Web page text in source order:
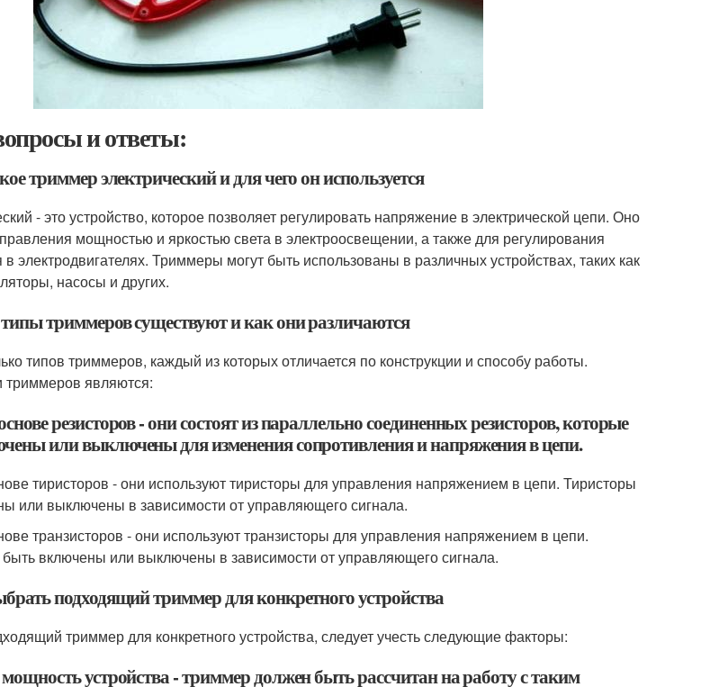
и ответы:
триммер электрический и для чего он используется
- это устройство, которое позволяет регулировать напряжение в электрической цепи. Оно
мощностью и яркостью света в электроосвещении, а также для регулирования
электродвигателях. Триммеры могут быть использованы в различных устройствах, таких как
насосы и других.
триммеров существуют и как они различаются
типов триммеров, каждый из которых отличается по конструкции и способу работы.
являются:
резисторов - они состоят из параллельно соединенных резисторов, которые
или выключены для изменения сопротивления и напряжения в цепи.
тиристоров - они используют тиристоры для управления напряжением в цепи. Тиристоры
или выключены в зависимости от управляющего сигнала.
транзисторов - они используют транзисторы для управления напряжением в цепи.
быть включены или выключены в зависимости от управляющего сигнала.
подходящий триммер для конкретного устройства
триммер для конкретного устройства, следует учесть следующие факторы:
устройства - триммер должен быть рассчитан на работу с таким